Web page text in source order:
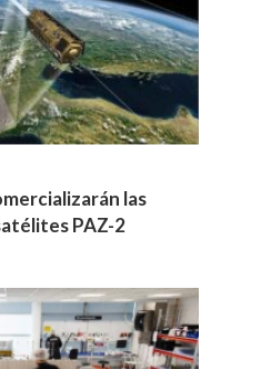
las
PAZ-2